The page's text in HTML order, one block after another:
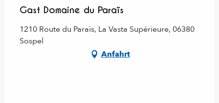
Gast Domaine du Paraïs
1210 Route du Paraïs, La Vasta Supérieure, 06380
Sospel
Anfahrt